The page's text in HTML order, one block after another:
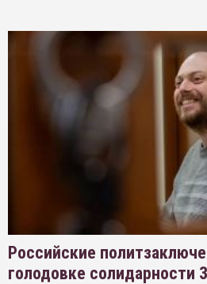
Российские
голодовке солидарности